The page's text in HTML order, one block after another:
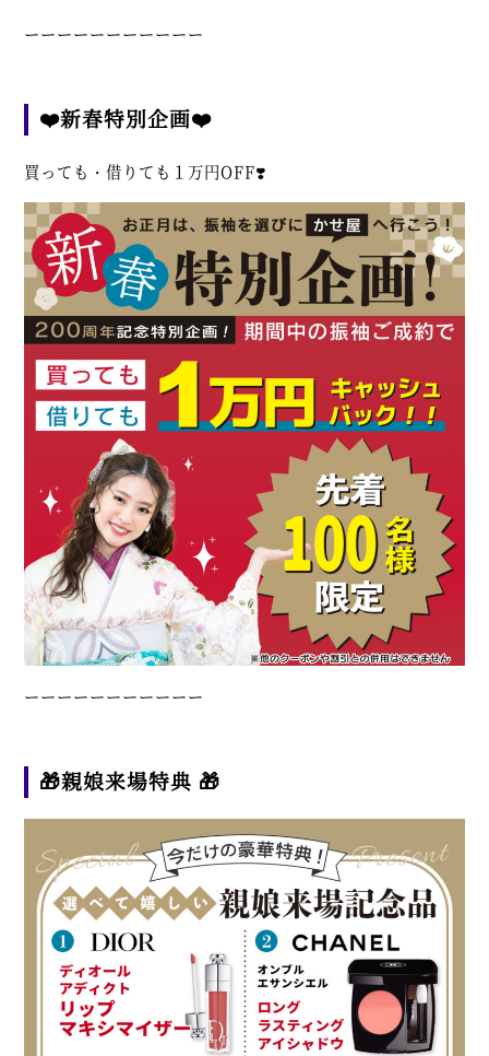
ーーーーーーーーーーー
❤️新春特別企画❤️
買っても・借りても１万円OFF❣️
ーーーーーーーーーーー
🎁親娘来場特典 🎁